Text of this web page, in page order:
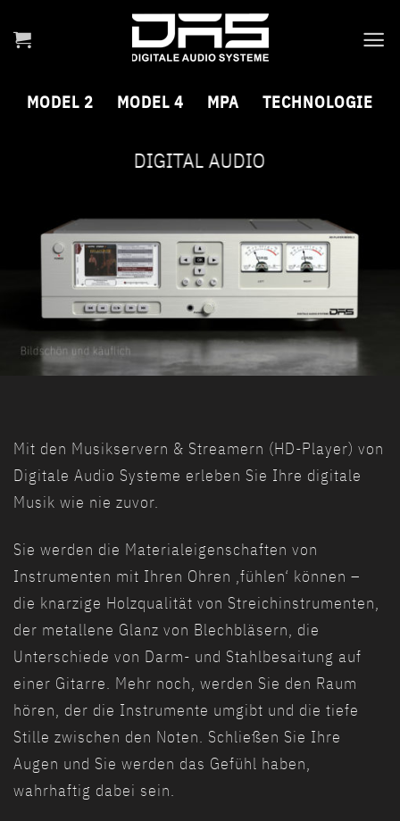
to
MODEL 2
MODEL 4 MPA TECHNOLOGIE
DIGITAL AUDIO
Mit den Musikservern & Streamern (HD-Player) von
Digitale Audio Systeme erleben Sie Ihre digitale
Musik wie nie zuvor.
Sie werden die Materialeigenschaften von
Instrumenten mit Ihren Ohren ‚fühlen‘ können –
die knarzige Holzqualität von Streichinstrumenten,
der metallene Glanz von Blechbläsern, die
Unterschiede von Darm- und Stahlbesaitung auf
einer Gitarre. Mehr noch, werden Sie den Raum
hören, der die Instrumente umgibt und die tiefe
Stille zwischen den Noten. Schließen Sie Ihre
Augen und Sie werden das Gefühl haben,
wahrhaftig dabei sein.